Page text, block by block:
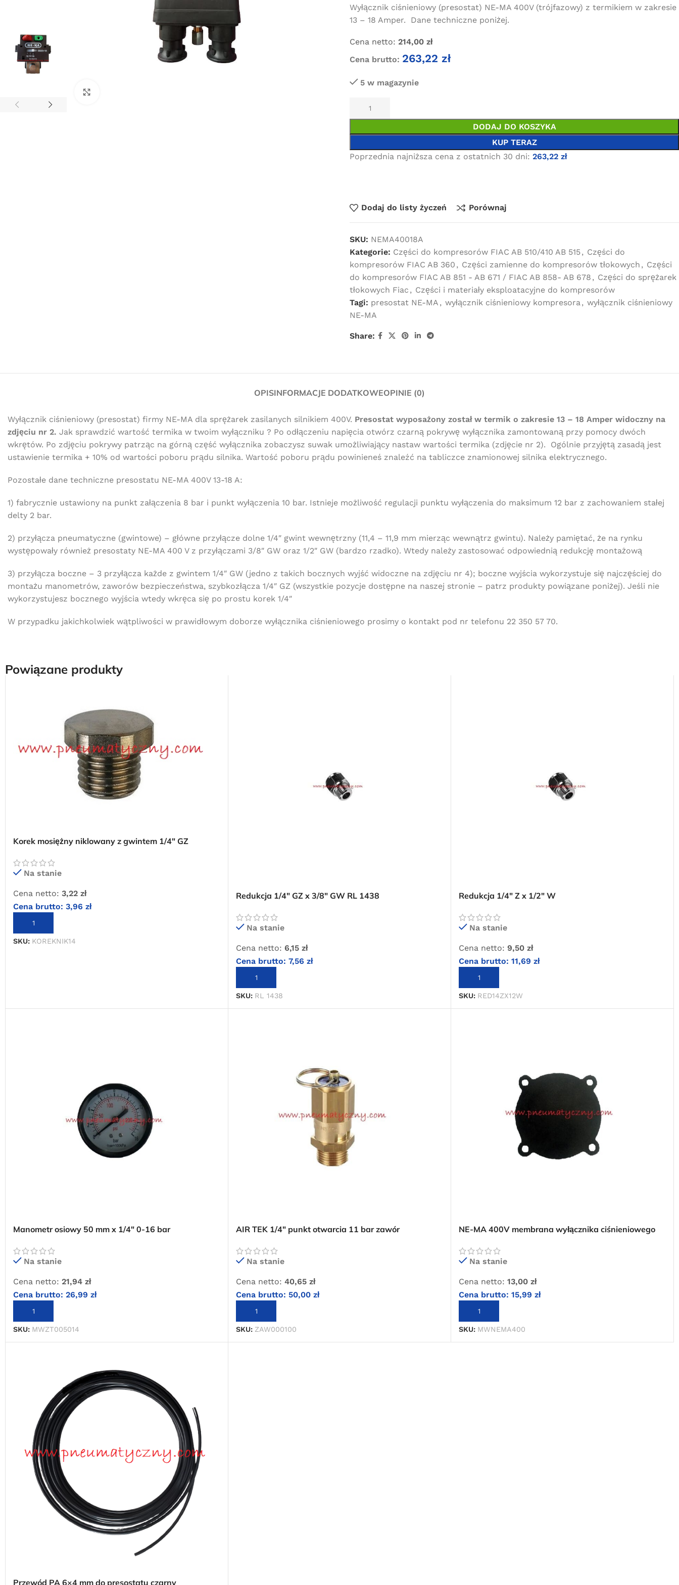
Wyłącznik ciśnieniowy (presostat) NE-MA 400V (trójfazowy) z termikiem w zakresie
13 – 18 Amper. Dane techniczne poniżej.
Cena netto: 214,00 zł
Cena brutto: 263,22 zł
5 w magazynie
DODAJ DO KOSZYKA
KUP TERAZ
Poprzednia najniższa cena z ostatnich 30 dni: 263,22 zł
Dodaj do listy życzeń Porównaj
SKU: NEMA40018A
Kategorie: Części do kompresorów FIAC AB 510/410 AB 515, Części do
kompresorów FIAC AB 360 , Części zamienne do kompresorów tłokowych , Części
do kompresorów FIAC AB 851 - AB 671 / FIAC AB 858- AB 678 , Części do sprężarek
tłokowych Fiac , Części i materiały eksploatacyjne do kompresorów
Tagi: presostat NE-MA , wyłącznik ciśnieniowy kompresora , wyłącznik ciśnieniowy
NE-MA
Share:
OPISINFORMACJE DODATKOWEOPINIE (0)
Wyłącznik ciśnieniowy (presostat) firmy NE-MA dla sprężarek zasilanych silnikiem 400V. Presostat wyposażony został w termik o zakresie 13 – 18 Amper widoczny na
zdjęciu nr 2. Jak sprawdzić wartość termika w twoim wyłączniku ? Po odłączeniu napięcia otwórz czarną pokrywę wyłącznika zamontowaną przy pomocy dwóch
wkrętów. Po zdjęciu pokrywy patrząc na górną część wyłącznika zobaczysz suwak umożliwiający nastaw wartości termika (zdjęcie nr 2). Ogólnie przyjętą zasadą jest
ustawienie termika + 10% od wartości poboru prądu silnika. Wartość poboru prądu powinieneś znaleźć na tabliczce znamionowej silnika elektrycznego.
Pozostałe dane techniczne presostatu NE-MA 400V 13-18 A:
1) fabrycznie ustawiony na punkt załączenia 8 bar i punkt wyłączenia 10 bar. Istnieje możliwość regulacji punktu wyłączenia do maksimum 12 bar z zachowaniem stałej
delty 2 bar.
2) przyłącza pneumatyczne (gwintowe) – główne przyłącze dolne 1/4″ gwint wewnętrzny (11,4 – 11,9 mm mierząc wewnątrz gwintu). Należy pamiętać, że na rynku
występowały również presostaty NE-MA 400 V z przyłączami 3/8″ GW oraz 1/2″ GW (bardzo rzadko). Wtedy należy zastosować odpowiednią redukcję montażową
3) przyłącza boczne – 3 przyłącza każde z gwintem 1/4″ GW (jedno z takich bocznych wyjść widoczne na zdjęciu nr 4); boczne wyjścia wykorzystuje się najczęściej do
montażu manometrów, zaworów bezpieczeństwa, szybkozłącza 1/4″ GZ (wszystkie pozycje dostępne na naszej stronie – patrz produkty powiązane poniżej). Jeśli nie
wykorzystujesz bocznego wyjścia wtedy wkręca się po prostu korek 1/4″
W przypadku jakichkolwiek wątpliwości w prawidłowym doborze wyłącznika ciśnieniowego prosimy o kontakt pod nr telefonu 22 350 57 70.
Powiązane produkty
Korek mosiężny niklowany z gwintem 1/4″ GZ
Na stanie
Cena netto: 3,22 zł
Cena brutto: 3,96 zł
DODAJ DO KOSZYKA
SKU: KOREKNIK14
Redukcja 1/4″ GZ x 3/8″ GW RL 1438
Na stanie
Cena netto: 6,15 zł
Cena brutto: 7,56 zł
DODAJ DO KOSZYKA
SKU: RL 1438
Redukcja 1/4″ Z x 1/2″ W
Na stanie
Cena netto: 9,50 zł
Cena brutto: 11,69 zł
DODAJ DO KOSZYKA
SKU: RED14ZX12W
Manometr osiowy 50 mm x 1/4″ 0-16 bar
Na stanie
Cena netto: 21,94 zł
Cena brutto: 26,99 zł
DODAJ DO KOSZYKA
SKU: MWZT005014
AIR TEK 1/4″ punkt otwarcia 11 bar zawór
Na stanie
Cena netto: 40,65 zł
Cena brutto: 50,00 zł
DODAJ DO KOSZYKA
SKU: ZAW000100
NE-MA 400V membrana wyłącznika ciśnieniowego
Na stanie
Cena netto: 13,00 zł
Cena brutto: 15,99 zł
DODAJ DO KOSZYKA
SKU: MWNEMA400
Przewód PA 6×4 mm do presostatu czarny
dla wszystkich zamówień złożonych w
minimum 80,00 zł brutto.
Przejdź do sklepu